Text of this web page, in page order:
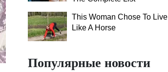
This Woman Chose To Live
Like A Horse
Популярные новости